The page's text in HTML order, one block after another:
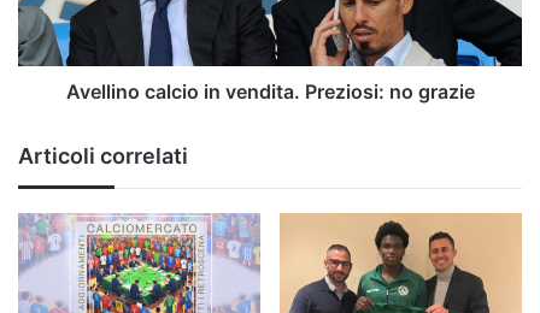
grazie
Avellino calcio in vendita. Preziosi: no grazie
Articoli correlati